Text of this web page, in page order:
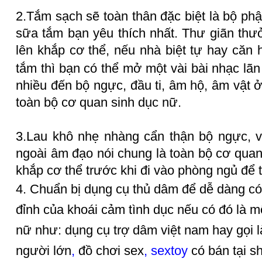
2.Tắm sạch sẽ toàn thân đặc biệt là bộ
sữa tắm bạn yêu thích nhất. Thư giãn
lên khắp cơ thể, nếu nhà biệt tự hay căn
tắm thì bạn có thể mở một vài bài nhạc
nhiều đến bộ ngực, đầu ti, âm hộ, âm vật
toàn bộ cơ quan sinh dục nữ.
3.Lau khô nhẹ nhàng cẩn thận bộ ngực,
ngoài âm đạo nói chung là toàn bộ cơ
khắp cơ thể trước khi đi vào phòng ngủ để
4. Chuẩn bị dụng cụ thủ dâm để dễ dàng
đỉnh của khoái cảm tình dục nếu có đó là
nữ như: dụng cụ trợ dâm việt nam hay gọi
người lớn, đồ chơi sex, sextoy có bán tại